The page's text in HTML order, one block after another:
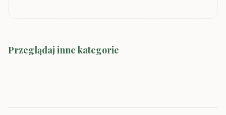
Przeglądaj inne kategorie
Narożniki